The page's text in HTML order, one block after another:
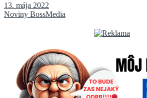
13. mája 2022
Noviny BossMedia